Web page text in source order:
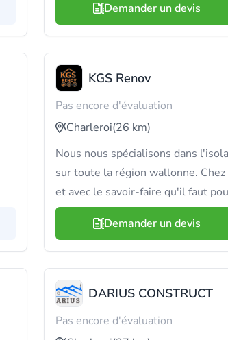
Demander un devis
KGS Renov
Pas encore d'évaluation
Charleroi(26 km)
Nous nous spécialisons dans
sur toute la région wallonne.
et avec le savoir-faire qu'il faut
Demander un devis
DARIUS CONSTRUCT
Pas encore d'évaluation